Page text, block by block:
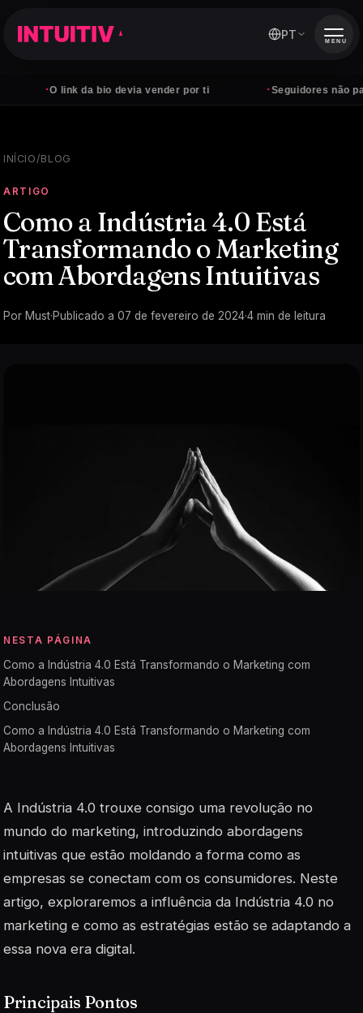
O link da bio devia vender por ti Seguidores não pagam
PT MENU
INÍCIO/BLOG
ARTIGO
Como a Indústria 4.0 Está
Transformando o Marketing
com Abordagens Intuitivas
Por Must·Publicado a 07 de fevereiro de 2024·4 min de leitura
NESTA PÁGINA
Como a Indústria 4.0 Está Transformando o Marketing com
Abordagens Intuitivas
Conclusão
Como a Indústria 4.0 Está Transformando o Marketing com
Abordagens Intuitivas
A Indústria 4.0 trouxe consigo uma revolução no
mundo do marketing, introduzindo abordagens
intuitivas que estão moldando a forma como as
empresas se conectam com os consumidores. Neste
artigo, exploraremos a influência da Indústria 4.0 no
marketing e como as estratégias estão se adaptando a
essa nova era digital.
Principais Pontos